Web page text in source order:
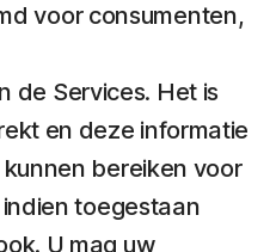
voor consumenten,
de Services. Het is
en deze informatie
bereiken voor
toegestaan
U mag uw